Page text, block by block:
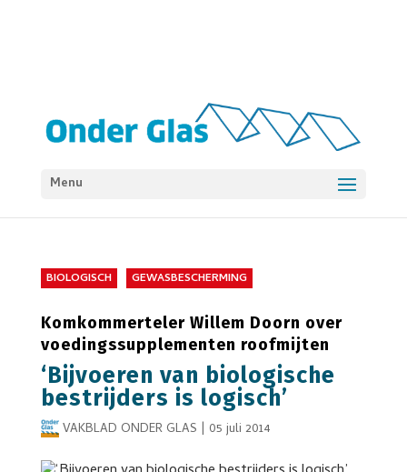
Menu
BIOLOGISCH GEWASBESCHERMING
Komkommerteler Willem Doorn over
voedingssupplementen roofmijten
‘Bijvoeren van biologische
bestrijders is logisch’
VAKBLAD ONDER GLAS | 05 juli 2014